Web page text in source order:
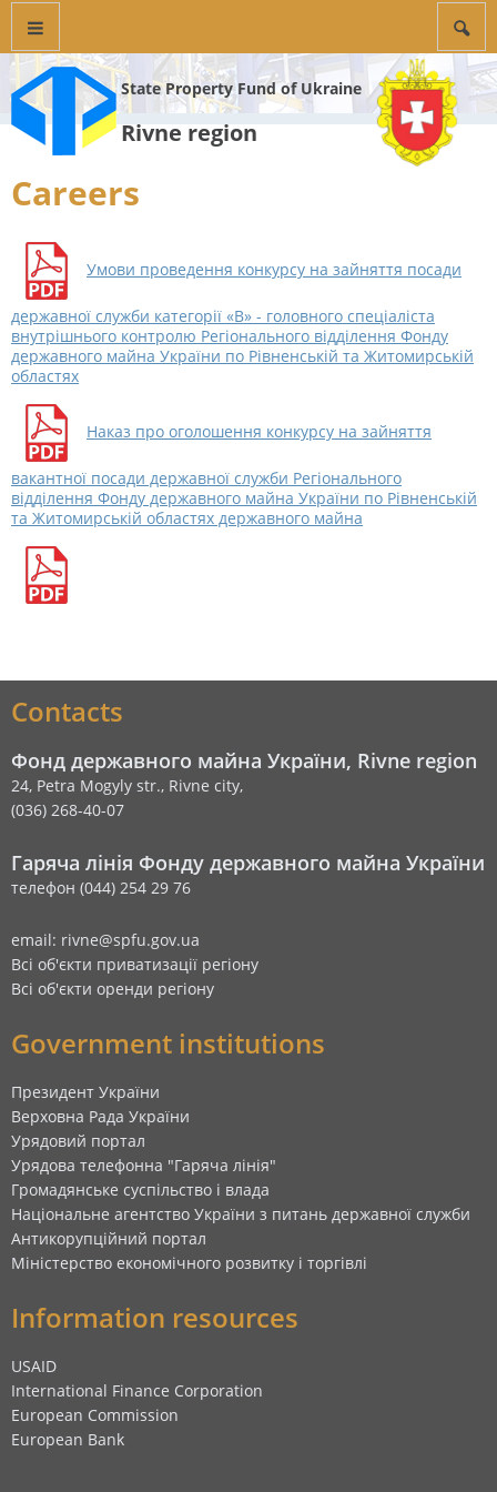
State Property Fund of Ukraine
Rivne region
Careers
Умови проведення конкурсу на зайняття посади
державної служби категорії «В» - головного спеціаліста
внутрішнього контролю Регіонального відділення Фонду
державного майна України по Рівненській та Житомирській
областях
Наказ про оголошення конкурсу на зайняття
вакантної посади державної служби Регіонального
відділення Фонду державного майна України по Рівненській
та Житомирській областях державного майна
Contacts
Фонд державного майна України, Rivne region
24, Petra Mogyly str., Rivne city,
(036) 268-40-07
Гаряча лінія Фонду державного майна України
телефон (044) 254 29 76
email: rivne@spfu.gov.ua
Всі об'єкти приватизації регіону
Всі об'єкти оренди регіону
Government institutions
Президент України
Верховна Рада України
Урядовий портал
Урядова телефонна "Гаряча лінія"
Громадянське суспільство і влада
Національне агентство України з питань державної служби
Антикорупційний портал
Міністерство економічного розвитку і торгівлі
Information resources
USAID
International Finance Corporation
European Commission
European Bank